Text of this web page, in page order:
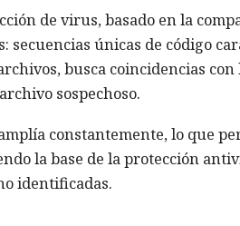
de virus, basado en la
secuencias únicas de código
busca coincidencias con
sospechoso.
constantemente, lo que
la base de la protección
identificadas.